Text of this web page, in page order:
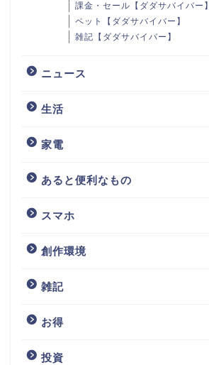
課金・セール【ダダサバイバー】
ペット【ダダサバイバー】
雑記【ダダサバイバー】
ニュース
生活
家電
あると便利なもの
スマホ
創作環境
雑記
お得
投資